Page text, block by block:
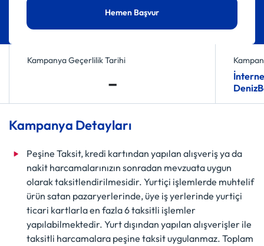
Hemen Başvur
Kampanya Geçerlilik Tarihi
-
Kampanya Detayları
Peşine Taksit, kredi kartından yapılan alışveriş ya da
nakit harcamalarınızın sonradan mevzuata uygun
olarak taksitlendirilmesidir. Yurtiçi işlemlerde muhtelif
ürün satan pazaryerlerinde, üye iş yerlerinde yurtiçi
ticari kartlarla en fazla 6 taksitli işlemler
yapılabilmektedir. Yurt dışından yapılan alışverişler ile
taksitli harcamalara peşine taksit uygulanmaz. Toplam